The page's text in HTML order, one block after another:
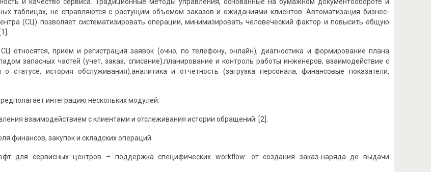
таблицах, не справляются с растущим объемом заказов и ожиданиями клиентов. Автоматизация бизнес-
(СЦ) позволяет систематизировать операции, минимизировать человеческий фактор и повысить общую
относятся, прием и регистрация заявок (очно, по телефону, онлайн), диагностика и формирование плана
запасных частей (учет, заказ, списание),планирование и контроль работы инженеров, взаимодействие с
статусе, история обслуживания).аналитика и отчетность (загрузка персонала, финансовые показатели,
интеграцию нескольких модулей:
взаимодействием с клиентами и отслеживания истории обращений. [2].
финансов, закупок и складских операций.
для сервисных центров – поддержка специфических workflow: от создания заказ-наряда до выдачи